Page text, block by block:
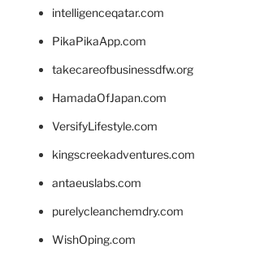
intelligenceqatar.com
PikaPikaApp.com
takecareofbusinessdfw.org
HamadaOfJapan.com
VersifyLifestyle.com
kingscreekadventures.com
antaeuslabs.com
purelycleanchemdry.com
WishOping.com